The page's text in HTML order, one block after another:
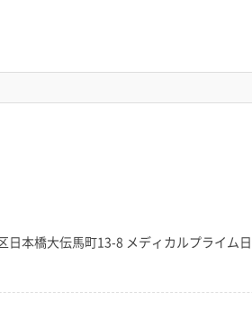
日本橋大伝馬町13-8 メディカルプライム